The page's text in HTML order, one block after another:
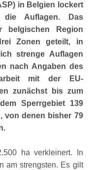
in Belgien lockert
die Auflagen. Das
belgischen Region
Zonen geteilt, in
strenge Auflagen
nach Angaben des
mit der EU-
zunächst bis zum
Sperrgebiet 139
von denen bisher 79
ha verkleinert. In
am strengsten. Es gilt